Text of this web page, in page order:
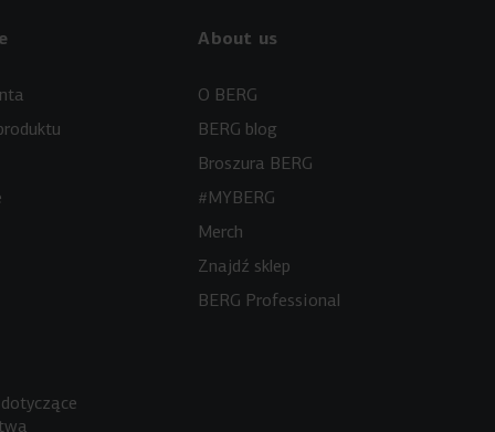
About us
O BERG
BERG blog
Broszura BERG
#MYBERG
Merch
Znajdź sklep
BERG Professional